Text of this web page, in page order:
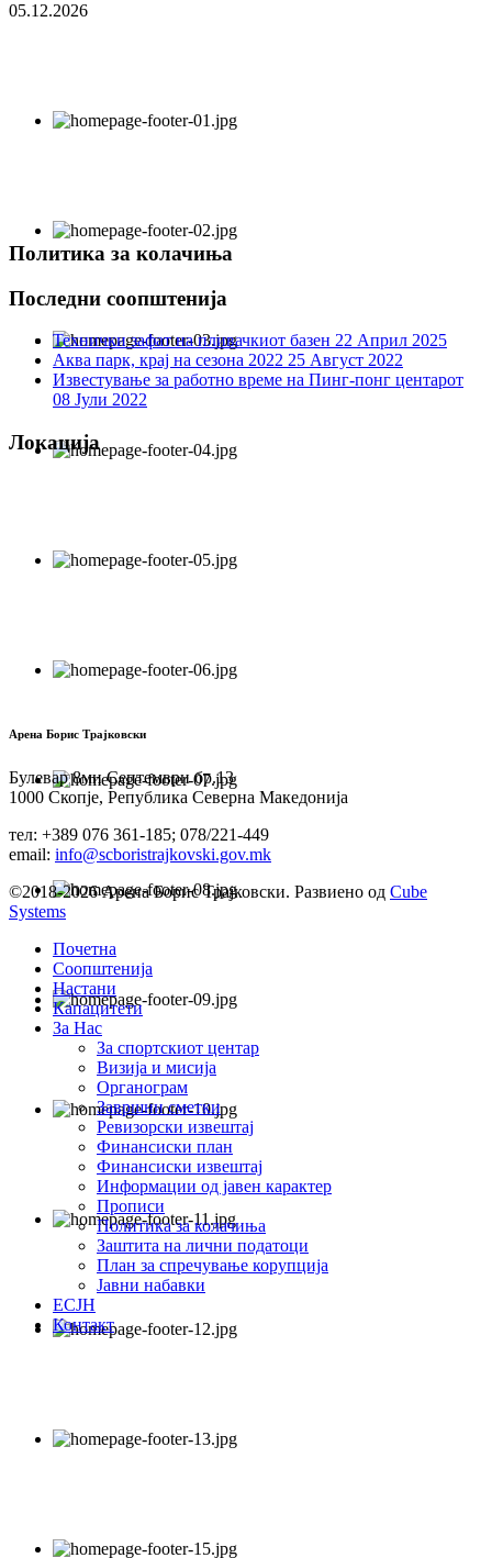
05.12.2026
Политика за колачиња
Последни соопштенија
Технички зафат на пливачкиот базен 22 Април 2025
Аква парк, крај на сезона 2022 25 Август 2022
Известување за работно време на Пинг-понг центарот
08 Јули 2022
Локација
Арена Борис Трајковски
Булевар 8ми Септември бр.13
1000 Скопје, Република Северна Македонија
тел: +389 076 361-185; 078/221-449
email: info@scboristrajkovski.gov.mk
©2018-2026 Арена Борис Трајковски. Развиено од Cube
Systems
Почетна
Соопштенија
Настани
Капацитети
За Нас
За спортскиот центар
Визија и мисија
Органограм
Завршни сметки
Ревизорски извештај
Финансиски план
Финансиски извештај
Информации од јавен карактер
Прописи
Политика за колачиња
Заштита на лични податоци
План за спречување корупција
Јавни набавки
ЕСЈН
Контакт